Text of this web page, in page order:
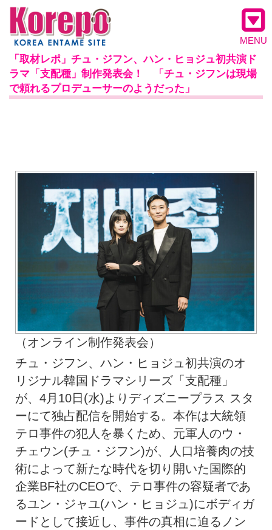
MENU
「取材レポ」チュ・ジフン、ハン・ヒョジュ初共演ド
ラマ「支配種」制作発表会！ 「チュ・ジフンは現場
で頼れるプロデューサーのようだった」
（オンライン制作発表会）
チュ・ジフン、ハン・ヒョジュ初共演のオ
リジナル韓国ドラマシリーズ「支配種」
が、4月10日(水)よりディズニープラス スタ
ーにて独占配信を開始する。本作は大統領
テロ事件の犯人を暴くため、元軍人のウ・
チェウン(チュ・ジフン)が、人口培養肉の技
術によって新たな時代を切り開いた国際的
企業BF社のCEOで、テロ事件の容疑者であ
るユン・ジャユ(ハン・ヒョジュ)にボディガ
ードとして接近し、事件の真相に迫るノン